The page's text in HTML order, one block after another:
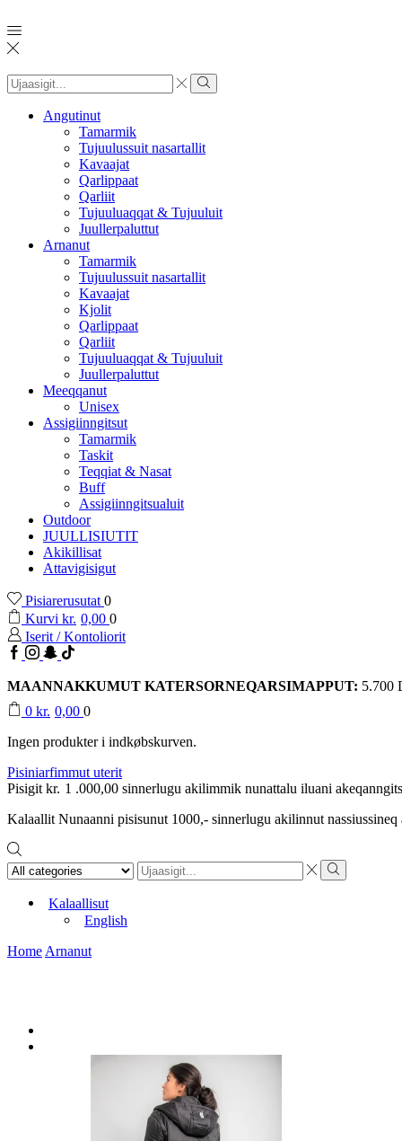
Search
input
Search
Angutinut
Tamarmik
Tujuulussuit nasartallit
Kavaajat
Qarlippaat
Qarliit
Tujuuluaqqat & Tujuuluit
Juullerpaluttut
Arnanut
Tamarmik
Tujuulussuit nasartallit
Kavaajat
Kjolit
Qarlippaat
Qarliit
Tujuuluaqqat & Tujuuluit
Juullerpaluttut
Meeqqanut
Unisex
Assigiinngitsut
Tamarmik
Taskit
Teqqiat & Nasat
Buff
Assigiinngitsualuit
Outdoor
JUULLISIUTIT
Akikillisat
Attavigisigut
Pisiarerusutat 0
Kurvi kr. 0,00 0
Iserit / Kontoliorit
Facebook
Instagram
Snapchat
TikTok
MAANNAKKUMUT KATERSORNEQARSIMAPPUT: 5.700
0 kr. 0,00 0
Ingen produkter i indkøbskurven.
Pisiniarfimmut uterit
Pisigit kr. 1 .000,00 sinnerlugu akilimmik nunattalu iluani
Kalaallit Nunaanni pisisunut 1000,- sinnerlugu akilinnut nassiussineq
Search
input
Search
Kalaallisut
English
Home Arnanut